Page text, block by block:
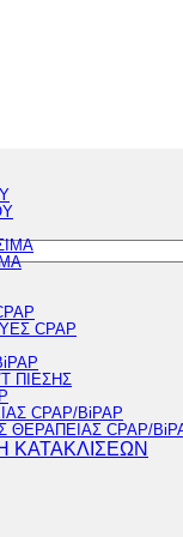
CPAP
ΠΙΕΣΗΣ
CPAP/BiPAP
CPAP/
ΚΑΤΑΚΛΙΣΕΩΝ